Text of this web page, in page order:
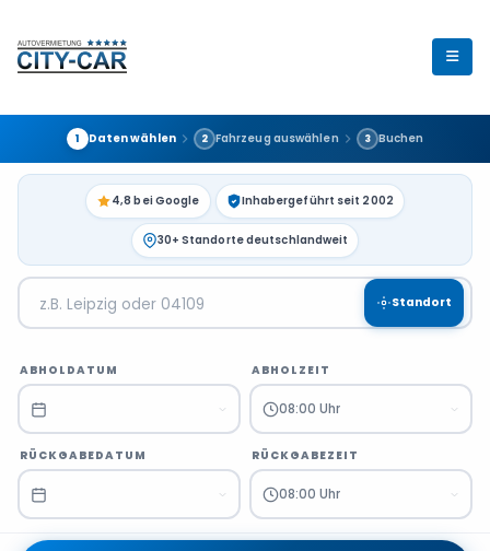
1 Daten wählen 2 Fahrzeug auswählen 3 Buchen
4,8 bei Google Inhabergeführt seit 2002
30+ Standorte deutschlandweit
Standort
ABHOLDATUM ABHOLZEIT
08:00 Uhr
RÜCKGABEDATUM RÜCKGABEZEIT
08:00 Uhr